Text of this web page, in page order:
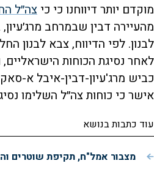
מוקדם יותר דיווחנו כי כי צה״ל
מהעיירה דבין שבמרחב
לבנון. לפי הדיווח, צבא לבנון
לאחר נסיגת הכוחות
כביש מרג'עיון-דבין-איבל א-
אישר כי כוחות צה״ל השלימו
עוד כתבות בנושא
מצבור אמל"ח, תקיפת שוטרים והימלטות: בן